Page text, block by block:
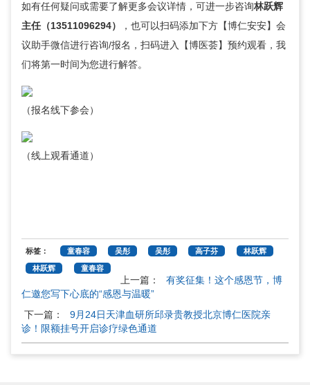
如有任何疑问或需要了解更多会议详情，可进一步咨询林跃辉
主任（13511096294）
，也可以扫码添加下方【博仁安安】会
议助手微信进行咨询/报名，扫码进入【博医荟】预约观看，我
们将第一时间为您进行解答。
（报名线下参会）
（线上观看通道）
标签： 童春容 吴彤 吴彤 高子芬 林跃辉
林跃辉 童春容
上一篇：
有奖征集！这个感恩节，博
仁邀您写下心底的“感恩与温暖”
下一篇：
9月24日天津血研所邱录贵教授北京博仁医院亲
诊！限额挂号开启诊疗绿色通道